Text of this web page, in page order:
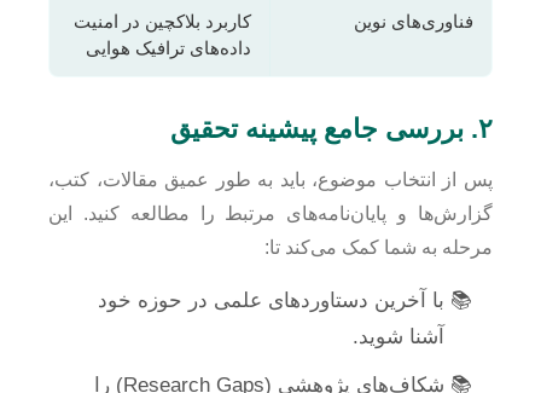
فناوری‌های نوین
کاربرد بلاکچین در امنیت
داده‌های ترافیک هوایی
۲. بررسی جامع پیشینه تحقیق
پس از انتخاب موضوع، باید به طور عمیق مقالات، کتب،
گزارش‌ها و پایان‌نامه‌های مرتبط را مطالعه کنید. این
مرحله به شما کمک می‌کند تا:
با آخرین دستاوردهای علمی در حوزه خود
آشنا شوید.
شکاف‌های پژوهشی (Research Gaps) را